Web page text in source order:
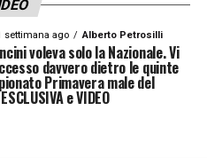
TOP NEWS
settimana ago Alberto Petrosilli
voleva solo la Nazionale. Vi
davvero dietro le quinte
Primavera male del
e VIDEO